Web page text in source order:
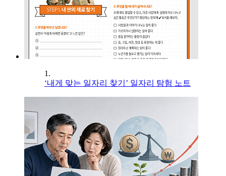
1.
‘내게 맞는 일자리 찾기’ 일자리 탐험 노트